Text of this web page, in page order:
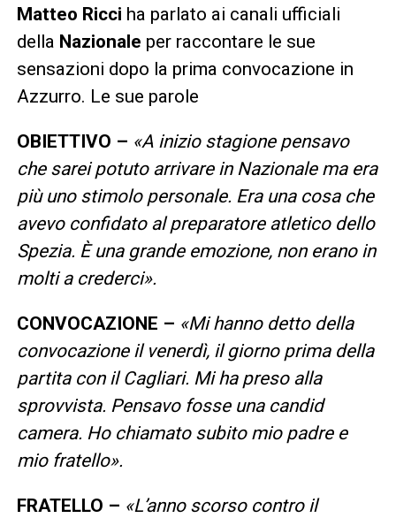
Matteo Ricci ha parlato ai canali ufficiali
della Nazionale per raccontare le sue
sensazioni dopo la prima convocazione in
Azzurro. Le sue parole
OBIETTIVO – «A inizio stagione pensavo
che sarei potuto arrivare in Nazionale ma era
più uno stimolo personale. Era una cosa che
avevo confidato al preparatore atletico dello
Spezia. È una grande emozione, non erano in
molti a crederci».
CONVOCAZIONE – «Mi hanno detto della
convocazione il venerdì, il giorno prima della
partita con il Cagliari. Mi ha preso alla
sprovvista. Pensavo fosse una candid
camera. Ho chiamato subito mio padre e
mio fratello».
FRATELLO – «L’anno scorso contro il